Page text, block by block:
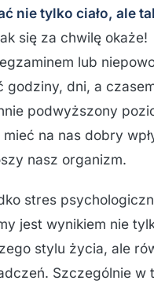
nie tylko ciało, ale
się za chwilę okaże!
lub
dni, a
podwyższony
na nas dobry
nasz organizm.
stres
jest wynikiem nie
stylu życia, ale
Szczególnie w